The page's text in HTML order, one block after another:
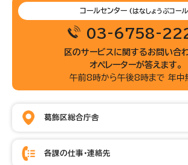
コールセンター (はなしょうぶコー
03-6758-
区のサービスに関するお問い合
オペレーターが答えます。
午前8時から午後8時まで 年中
葛飾区総合庁舎
各課の仕事・連絡先